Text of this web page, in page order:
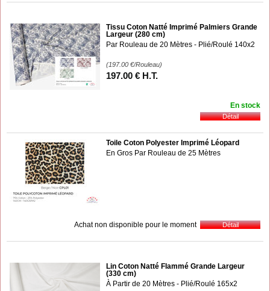
Tissu Coton Natté Imprimé Palmiers Grande
Largeur (280 cm)
Par Rouleau de 20 Mètres - Plié/Roulé 140x2
(197.00 €/Rouleau)
197.00 € H.T.
En stock
Toile Coton Polyester Imprimé Léopard
En Gros Par Rouleau de 25 Mètres
Achat non disponible pour le moment
Lin Coton Natté Flammé Grande Largeur
(330 cm)
À Partir de 20 Mètres - Plié/Roulé 165x2